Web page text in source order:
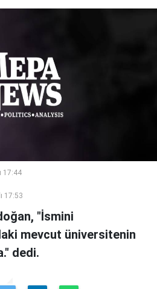
17:44
17:53
"İsmini
mevcut üniversitenin
dedi.